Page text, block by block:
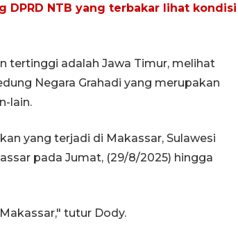
DPRD NTB yang terbakar lihat kondisi
tertinggi adalah Jawa Timur, melihat
Negara Grahadi yang merupakan
lain.
yang terjadi di Makassar, Sulawesi
pada Jumat, (29/8/2025) hingga
tutur Dody.